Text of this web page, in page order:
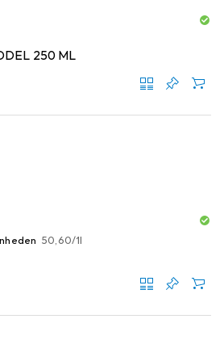
250 ML
EUR
50,60/1l